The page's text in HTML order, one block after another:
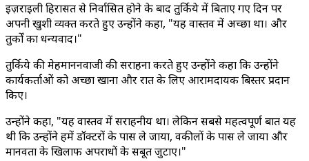
इज़राइली हिरासत से निर्वासित होने के बाद तुर्किये में बिताए गए दिन पर
अपनी खुशी व्यक्त करते हुए उन्होंने कहा, "यह वास्तव में अच्छा था। और
तुर्कों का धन्यवाद।"
तुर्किये की मेहमाननवाजी की सराहना करते हुए उन्होंने कहा कि उन्होंने
कार्यकर्ताओं को अच्छा खाना और रात के लिए आरामदायक बिस्तर प्रदान
किए।
उन्होंने कहा, "यह वास्तव में सराहनीय था। लेकिन सबसे महत्वपूर्ण बात यह
थी कि उन्होंने हमें डॉक्टरों के पास ले जाया, वकीलों के पास ले जाया और
मानवता के खिलाफ अपराधों के सबूत जुटाए।"